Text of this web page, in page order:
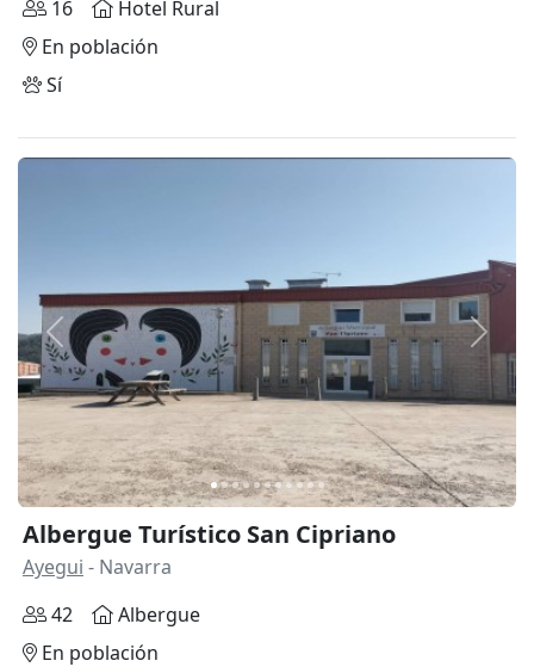
16
Hotel Rural
En población
Sí
Anterior
Albergue Turístico San Cipriano
Ayegui - Navarra
42
Albergue
En población